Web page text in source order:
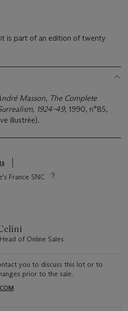
is part of an edition of twenty
Masson, The Complete
1924-49, 1990, n°85,
illustrée).
France SNC
of Online Sales
you to discuss this lot or to
prior to the sale.